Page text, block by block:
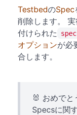
TestbedのSpec
削除します。
付けられた
spec
オプションが必
合します。
🐰 おめで
Specsに関